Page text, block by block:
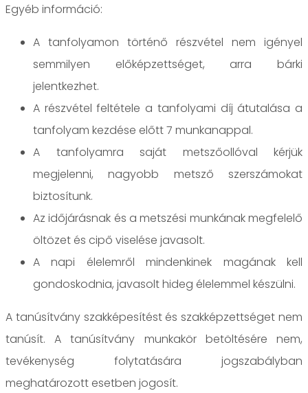
Egyéb információ:
A tanfolyamon történő részvétel nem igényel
semmilyen előképzettséget, arra bárki
jelentkezhet.
A részvétel feltétele a tanfolyami díj átutalása a
tanfolyam kezdése előtt 7 munkanappal.
A tanfolyamra saját metszőollóval kérjük
megjelenni, nagyobb metsző szerszámokat
biztosítunk.
Az időjárásnak és a metszési munkának megfelelő
öltözet és cipő viselése javasolt.
A napi élelemről mindenkinek magának kell
gondoskodnia, javasolt hideg élelemmel készülni.
A tanúsítvány szakképesítést és szakképzettséget nem
tanúsít. A tanúsítvány munkakör betöltésére nem,
tevékenység folytatására jogszabályban
meghatározott esetben jogosít.